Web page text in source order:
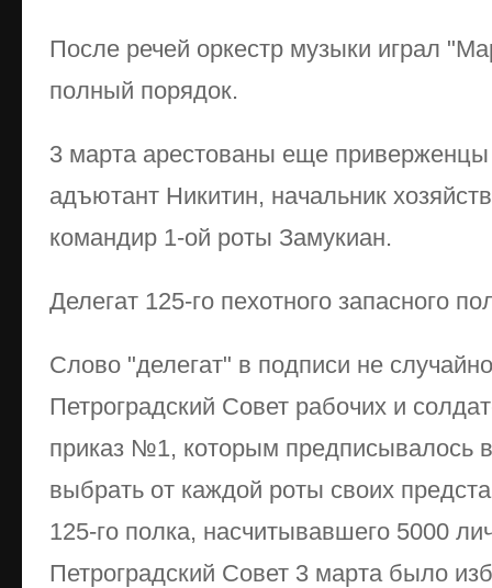
После речей оркестр музыки играл
полный порядок.
3 марта арестованы еще приверженцы
адъютант Никитин, начальник
командир 1-ой роты Замукиан.
Делегат 125-го пехотного запасного
Слово "делегат" в подписи не
Петроградский Совет рабочих и
приказ №1, которым предписывалось
выбрать от каждой роты своих
125-го полка, насчитывавшего 5000
Петроградский Совет 3 марта было